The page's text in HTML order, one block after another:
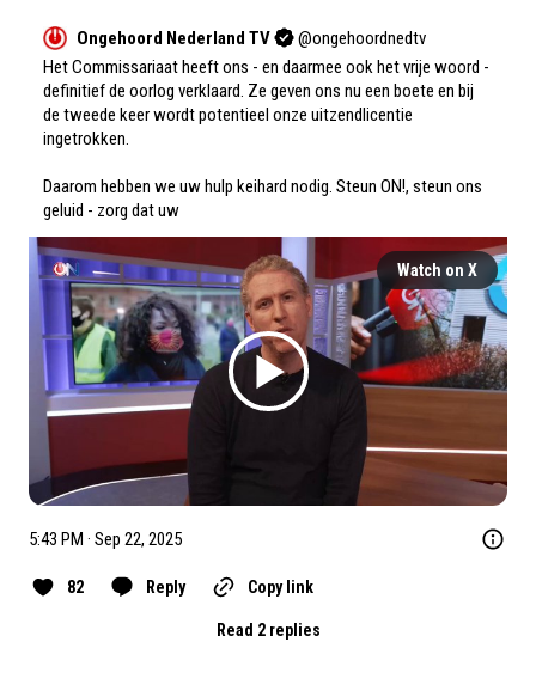
Ongehoord Nederland TV @ongehoordnedtv
Het Commissariaat heeft ons - en daarmee ook het vrije woord -
definitief de oorlog verklaard. Ze geven ons nu een boete en bij
de tweede keer wordt potentieel onze uitzendlicentie
ingetrokken.
Daarom hebben we uw hulp keihard nodig. Steun ON!, steun ons
geluid - zorg dat uw
Watch on X
5:43 PM · Sep 22, 2025
82 Reply Copy link
Read 2 replies